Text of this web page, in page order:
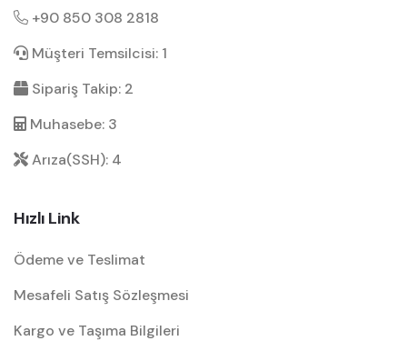
+90 850 308 2818
Müşteri Temsilcisi: 1
Sipariş Takip: 2
Muhasebe: 3
Arıza(SSH): 4
Hızlı Link
Ödeme ve Teslimat
Mesafeli Satış Sözleşmesi
Kargo ve Taşıma Bilgileri